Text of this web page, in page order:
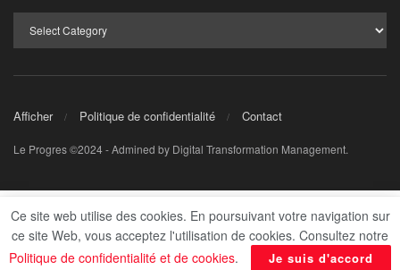
Afficher Politique de confidentialité Contact
Le Progres ©2024 - Admined by Digital Transformation Management.
Ce site web utilise des cookies. En poursuivant votre navigation sur
ce site Web, vous acceptez l'utilisation de cookies. Consultez notre
Politique de confidentialité et de cookies. Je suis d'accord